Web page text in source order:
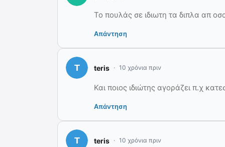
Το πουλάς σε ιδιωτη τα διπλα απ
Απάντηση
teris 10 χρόνια πριν
Και ποιος ιδιώτης αγοράζει π.χ
Απάντηση
teris 10 χρόνια πριν